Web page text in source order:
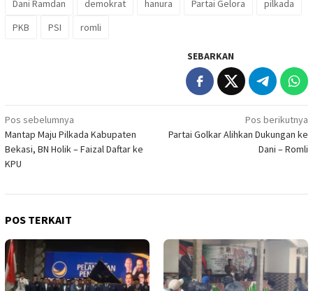
Dani Ramdan demokrat hanura Partai Gelora
pilkada
PKB
PSI romli
SEBARKAN
Navigasi
pos
Pos sebelumnya
Mantap Maju Pilkada Kabupaten
Bekasi, BN Holik – Faizal Daftar ke
KPU
Pos berikutnya
Partai Golkar Alihkan Dukungan ke
Dani – Romli
POS TERKAIT